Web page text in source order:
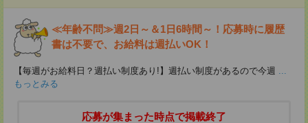
≪年齢不問≫週2日～＆1日6時間～！応募時に履歴
書は不要で、お給料は週払いOK！
【毎週がお給料日？週払い制度あり!】週払い制度があるので今週 ...
もっとみる
応募が集まった時点で掲載終了